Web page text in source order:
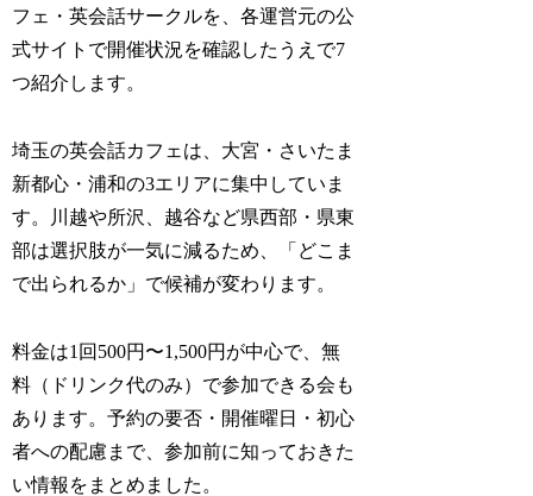
フェ・英会話サークルを、各運営元の公
式サイトで開催状況を確認したうえで7
つ紹介します。
埼玉の英会話カフェは、大宮・さいたま
新都心・浦和の3エリアに集中していま
す。川越や所沢、越谷など県西部・県東
部は選択肢が一気に減るため、「どこま
で出られるか」で候補が変わります。
料金は1回500円〜1,500円が中心で、無
料（ドリンク代のみ）で参加できる会も
あります。予約の要否・開催曜日・初心
者への配慮まで、参加前に知っておきた
い情報をまとめました。